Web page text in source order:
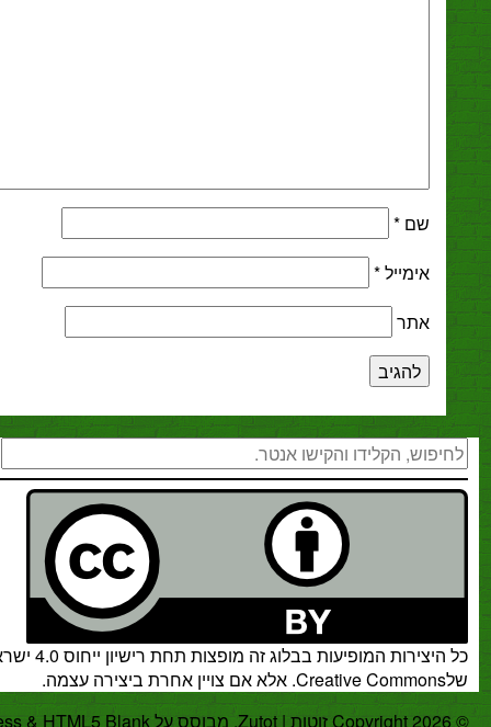
*
*
המופיעות בבלוג זה מופצות תחת
רישיון ייחוס 4.0 ישראל
.אלא אם צויין אחרת ביצירה עצמה.
WordPress &HTML5 Blank
.